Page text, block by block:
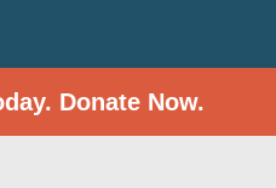
Donate Now.